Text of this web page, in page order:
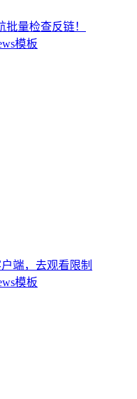
量检查反链！
端，去观看限制